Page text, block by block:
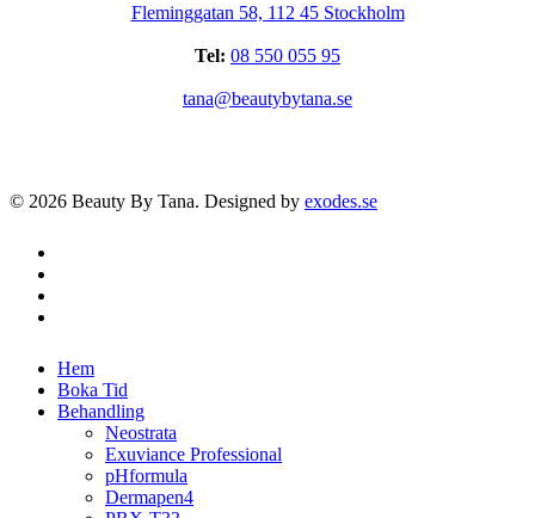
Fleminggatan 58, 112 45 Stockholm
Tel: 08 550 055 95
tana@beautybytana.se
© 2026 Beauty By Tana. Designed by exodes.se
Close
Menu
Hem
Boka Tid
Behandling
Neostrata
Exuviance Professional
pHformula
Dermapen4